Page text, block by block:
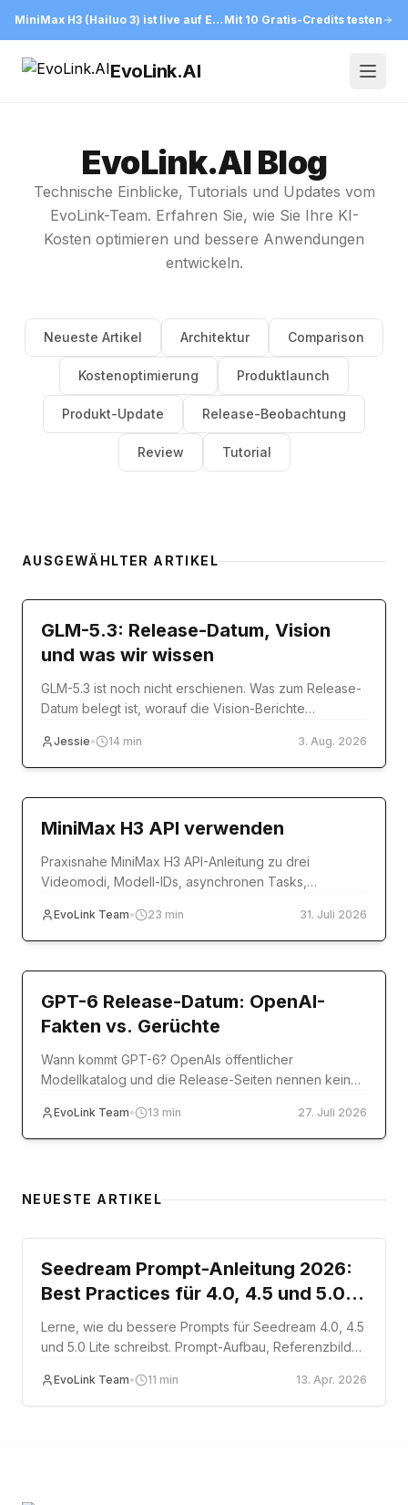
MiniMax H3 (Hailuo 3) ist live auf EvoLink Mit 10 Gratis-Credits testen
EvoLink.AI
EvoLink.AI Blog
Technische Einblicke, Tutorials und Updates vom
EvoLink-Team. Erfahren Sie, wie Sie Ihre KI-
Kosten optimieren und bessere Anwendungen
entwickeln.
Neueste Artikel Architektur Comparison
Kostenoptimierung Produktlaunch
Produkt-Update Release-Beobachtung
Review Tutorial
AUSGEWÄHLTER ARTIKEL
GLM-5.3: Release-Datum, Vision
und was wir wissen
GLM-5.3 ist noch nicht erschienen. Was zum Release-
Datum belegt ist, worauf die Vision-Berichte
können.
Jessie• 14 min 3. Aug. 2026
Tutorial
MiniMax H3 API verwenden
Praxisnahe MiniMax H3 API-Anleitung zu drei
Videomodi, Modell-IDs, asynchronen Tasks,
Produktion.
EvoLink Team• 23 min 31. Juli 2026
model-release
GPT-6 Release-Datum: OpenAI-
Fakten vs. Gerüchte
Wann kommt GPT-6? OpenAIs öffentlicher
Modellkatalog und die Release-Seiten nennen kein
Polymarket & Co.
EvoLink Team• 13 min 27. Juli 2026
NEUESTE ARTIKEL
Seedream Prompt-Anleitung 2026:
Best Practices für 4.0, 4.5 und 5.0
Lite
Lerne, wie du bessere Prompts für Seedream 4.0, 4.5
und 5.0 Lite schreibst. Prompt-Aufbau, Referenzbilder,
EvoLink Team• 11 min 13. Apr. 2026